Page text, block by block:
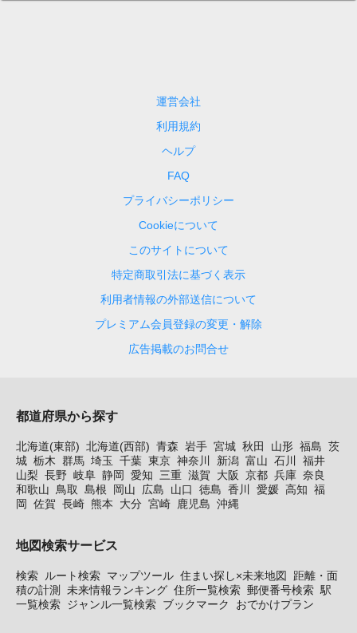
運営会社
利用規約
ヘルプ
FAQ
プライバシーポリシー
Cookieについて
このサイトについて
特定商取引法に基づく表示
利用者情報の外部送信について
プレミアム会員登録の変更・解除
広告掲載のお問合せ
都道府県から探す
北海道(東部) 北海道(西部) 青森 岩手 宮城 秋田 山形 福島 茨
城 栃木 群馬 埼玉 千葉 東京 神奈川 新潟 富山 石川
福井
山梨 長野 岐阜 静岡 愛知 三重 滋賀 大阪 京都 兵庫 奈良
和歌山
鳥取 島根 岡山 広島 山口 徳島 香川 愛媛 高知 福
岡
佐賀 長崎 熊本 大分 宮崎 鹿児島 沖縄
地図検索サービス
検索 ルート検索 マップツール 住まい探し×未来地図
距離・面
積の計測 未来情報ランキング 住所一覧検索 郵便番号検索 駅
一覧検索 ジャンル一覧検索 ブックマーク おでかけプラン